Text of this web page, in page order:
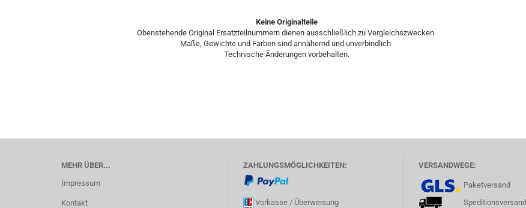
Keine Originalteile
Obenstehende Original Ersatzteilnummern dienen ausschließlich zu Vergleichszwecken.
Maße, Gewichte und Farben sind annähernd und unverbindlich.
Technische Änderungen vorbehalten.
MEHR ÜBER...
Impressum
Kontakt
ZAHLUNGSMÖGLICHKEITEN:
Vorkasse / Überweisung
VERSANDWEGE:
Paketversand
Speditionsversand